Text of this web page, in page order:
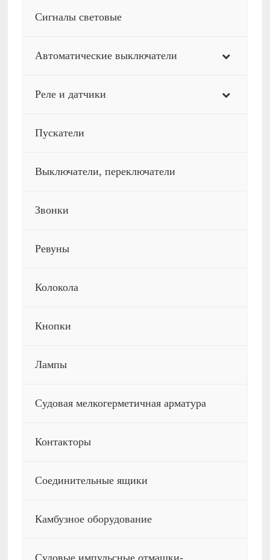
Сигналы световые
Автоматические выключатели
Реле и датчики
Пускатели
Выключатели, переключатели
Звонки
Ревуны
Колокола
Кнопки
Лампы
Судовая мелкогерметичная арматура
Контакторы
Соединительные ящики
Камбузное оборудование
Судовые импульсные отмашки-